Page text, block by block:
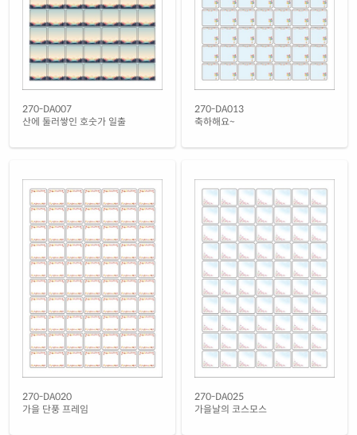
270-DA007
산에 둘러쌓인 호숫가 일출
270-DA013
축하해요~
270-DA020
가을 단풍 프레임
270-DA025
가을날의 코스모스